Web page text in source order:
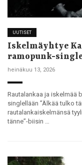
UUTISET
Iskelmäyhtye
ramopunk-
heinäkuu 13, 2026
Rautalankaa ja iskelmää
singlellään ”Älkää tulko
rautalankaiskelmänsä
tänne”-biisin …